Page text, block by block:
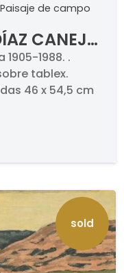
Paisaje de campo
CANEJA
alto
1905-1988. .
tablex.
46 x 54,5 cm
sold